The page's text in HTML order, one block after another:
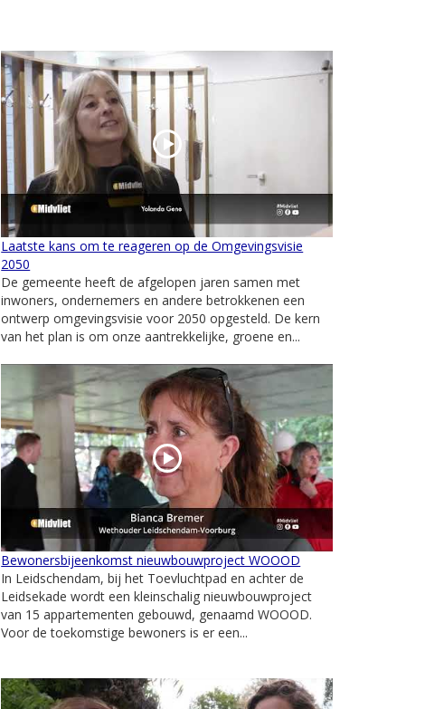
Laatste kans om te reageren op de Omgevingsvisie
2050
De gemeente heeft de afgelopen jaren samen met
inwoners, ondernemers en andere betrokkenen een
ontwerp omgevingsvisie voor 2050 opgesteld. De kern
van het plan is om onze aantrekkelijke, groene en...
Bewonersbijeenkomst nieuwbouwproject WOOOD
In Leidschendam, bij het Toevluchtpad en achter de
Leidsekade wordt een kleinschalig nieuwbouwproject
van 15 appartementen gebouwd, genaamd WOOOD.
Voor de toekomstige bewoners is er een...